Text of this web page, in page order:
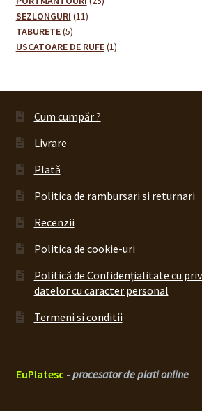
SEZLONGURI 1111
TABURETE 55
produse
USCATOARE DE RUFE 11
Cum cumpăr ?
Livrare
Plată
Politica de rambursari si returnari
Recenzii
Politica de cookie-uri
Politică de Confidențialitate cu
datelor cu caracter personal
Termeni si conditii
EuPlatesc - procesator de plati online